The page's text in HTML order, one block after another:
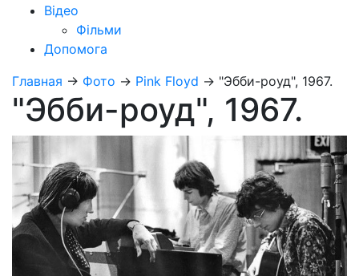
Відео
Фільми
Допомога
Главная → Фото → Pink Floyd → "Эбби-роуд", 1967.
"Эбби-роуд", 1967.